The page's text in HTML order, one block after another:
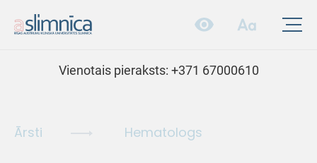
Vienotais pieraksts: +371 67000610
Ārsti Hematologs